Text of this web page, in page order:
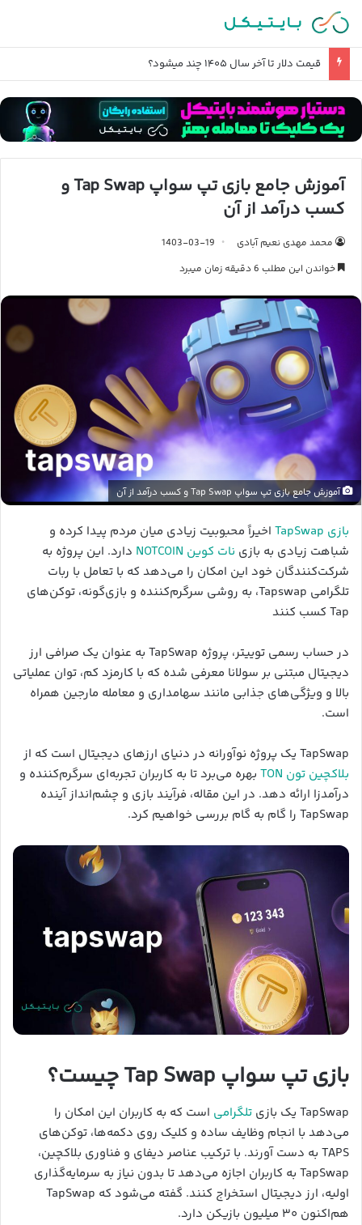
قیمت دلار تا آخر سال ۱۴۰۵ چند میشود؟
آموزش جامع بازی تپ سواپ Tap Swap و
کسب درآمد از آن
محمد مهدی نعیم آبادی
1403-03-19
خواندن این مطلب 6 دقیقه زمان میبرد
آموزش جامع بازی تپ سواپ Tap Swap و کسب درآمد از آن
بازی TapSwap
اخیراً محبوبیت زیادی میان مردم پیدا کرده و
شباهت زیادی به بازی نات کوین NOTCOIN
دارد. این پروژه به
شرکت‌کنندگان خود این امکان را می‌دهد که با تعامل با ربات
تلگرامی Tapswap، به روشی سرگرم‌کننده و بازی‌گونه، توکن‌های
Tap کسب کنند
در حساب رسمی توییتر، پروژه TapSwap به عنوان یک صرافی ارز
دیجیتال مبتنی بر سولانا معرفی شده که با کارمزد کم، توان عملیاتی
بالا و ویژگی‌های جذابی مانند سهامداری و معامله مارجین همراه
است.
TapSwap یک پروژه نوآورانه در دنیای ارزهای دیجیتال است که از
بلاکچین تون TON
بهره می‌برد تا به کاربران تجربه‌ای سرگرم‌کننده و
درآمدزا ارائه دهد. در این مقاله، فرآیند بازی و چشم‌انداز آینده
TapSwap را گام به گام بررسی خواهیم کرد.
بازی تپ سواپ Tap Swap چیست؟
TapSwap یک بازی تلگرامی است که به کاربران این امکان را
می‌دهد با انجام وظایف ساده و کلیک روی دکمه‌ها، توکن‌های
TAPS به دست آورند. با ترکیب عناصر دیفای و فناوری بلاکچین،
TapSwap به کاربران اجازه می‌دهد تا بدون نیاز به سرمایه‌گذاری
اولیه، ارز دیجیتال استخراج کنند. گفته می‌شود که TapSwap
هم‌اکنون ۳۰ میلیون بازیکن دارد.